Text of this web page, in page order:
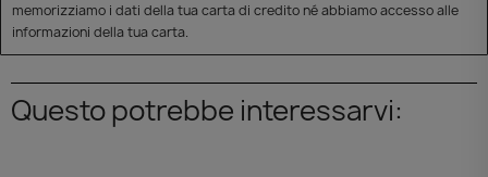
memorizziamo i dati della tua carta di credito né abbiamo accesso alle
informazioni della tua carta.
Questo potrebbe interessarvi: